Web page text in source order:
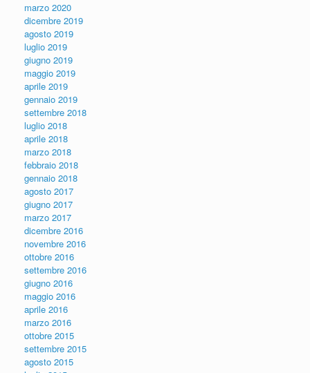
marzo 2020
dicembre 2019
agosto 2019
luglio 2019
giugno 2019
maggio 2019
aprile 2019
gennaio 2019
settembre 2018
luglio 2018
aprile 2018
marzo 2018
febbraio 2018
gennaio 2018
agosto 2017
giugno 2017
marzo 2017
dicembre 2016
novembre 2016
ottobre 2016
settembre 2016
giugno 2016
maggio 2016
aprile 2016
marzo 2016
ottobre 2015
settembre 2015
agosto 2015